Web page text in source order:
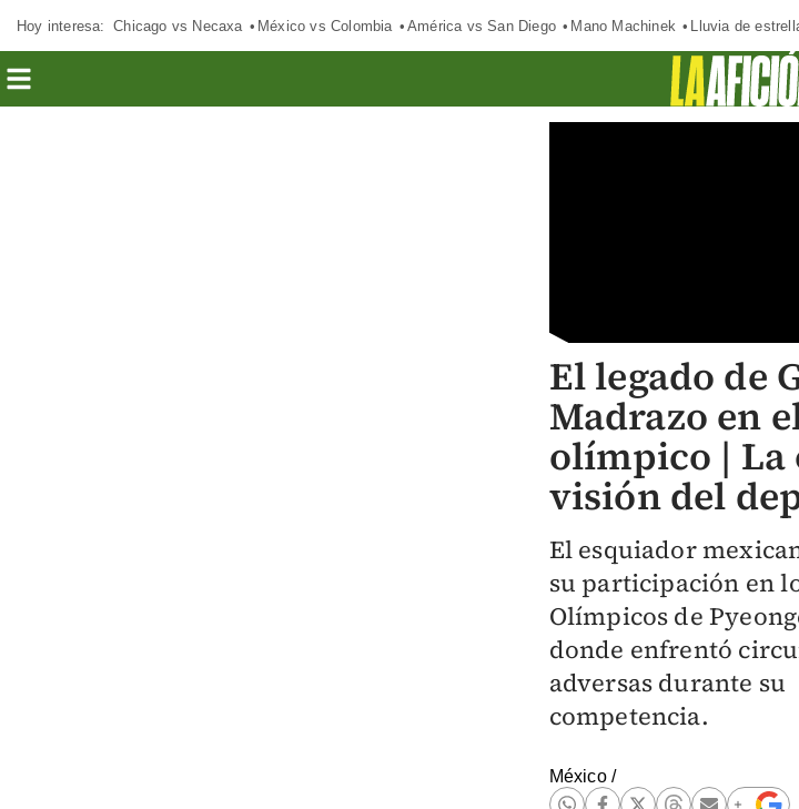
Hoy interesa: Chicago vs Necaxa México vs Colombia América vs San Diego Mano Machinek Lluvia de
El legado de
Madrazo en
olímpico | La
visión del
El esquiador
su participación en
Olímpicos de
donde enfrentó
adversas durante su
competencia.
México/